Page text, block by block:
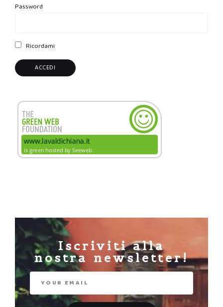
Password
Ricordami
Iscriviti alla
nostra newsletter!